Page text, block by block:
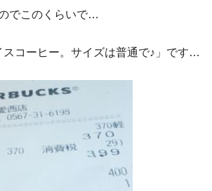
でこのくらいで…
スコーヒー。サイズは普通で♪」です…